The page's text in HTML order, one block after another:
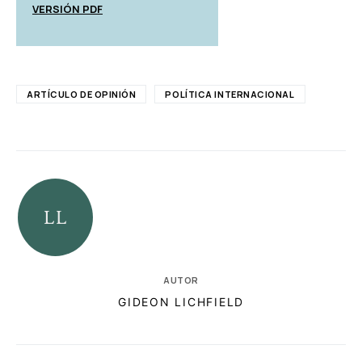
VERSIÓN PDF
ARTÍCULO DE OPINIÓN POLÍTICA INTERNACIONAL
AUTOR
GIDEON LICHFIELD